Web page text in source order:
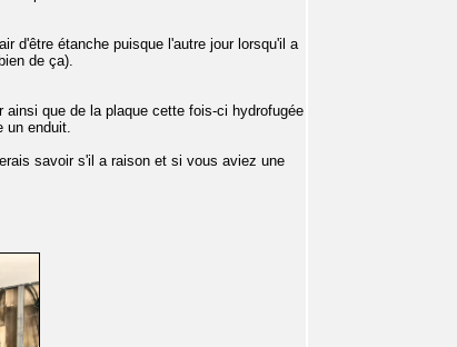
d'être étanche puisque l'autre jour lorsqu'il a
de ça).
que de la plaque cette fois-ci hydrofugée
un enduit.
savoir s'il a raison et si vous aviez une